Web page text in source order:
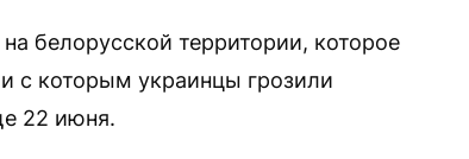
белорусской территории, которое
с которым украинцы грозили
22 июня.